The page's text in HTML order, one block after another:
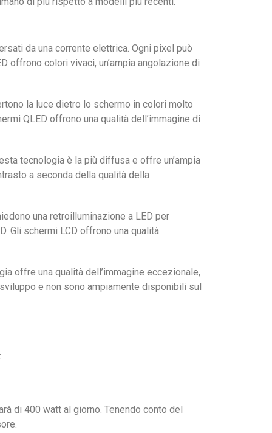
da una corrente elettrica. Ogni pixel può
offrono colori vivaci, un’ampia angolazione di
la luce dietro lo schermo in colori molto
QLED offrono una qualità dell’immagine di
tecnologia è la più diffusa e offre un’ampia
a seconda della qualità della
una retroilluminazione a LED per
Gli schermi LCD offrono una qualità
offre una qualità dell’immagine eccezionale,
e non sono ampiamente disponibili sul
di 400 watt al giorno. Tenendo conto del